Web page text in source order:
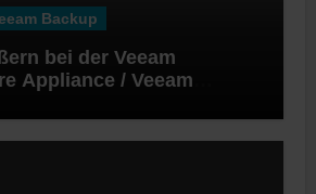
Backup
bei der Veeam
Appliance / Veeam